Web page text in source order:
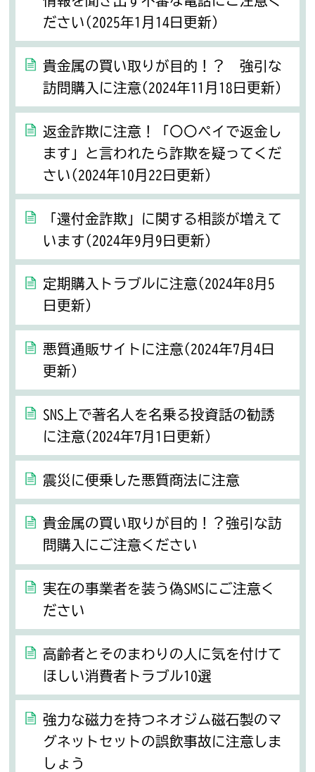
ださい(2025年1月14日更新)
貴金属の買い取りが目的！？ 強引な
訪問購入に注意(2024年11月18日更新)
返金詐欺に注意！「〇〇ペイで返金し
ます」と言われたら詐欺を疑ってくだ
さい(2024年10月22日更新)
「還付金詐欺」に関する相談が増えて
います(2024年9月9日更新)
定期購入トラブルに注意(2024年8月5
日更新)
悪質通販サイトに注意(2024年7月4日
更新)
SNS上で著名人を名乗る投資話の勧誘
に注意(2024年7月1日更新)
震災に便乗した悪質商法に注意
貴金属の買い取りが目的！？強引な訪
問購入にご注意ください
実在の事業者を装う偽SMSにご注意く
ださい
高齢者とそのまわりの人に気を付けて
ほしい消費者トラブル10選
強力な磁力を持つネオジム磁石製のマ
グネットセットの誤飲事故に注意しま
しょう